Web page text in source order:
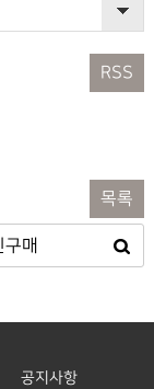
RSS
목록
공지사항